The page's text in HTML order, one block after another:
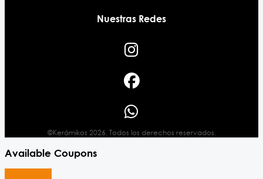
Nuestras Redes
©Kerámikos 2026. Todos los derechos reservados.
Available Coupons